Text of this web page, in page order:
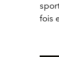
fois